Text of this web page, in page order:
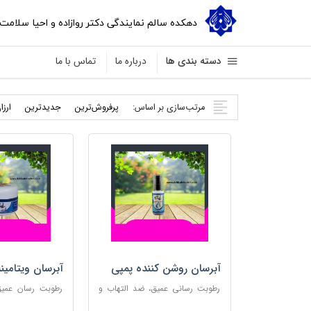
دهکده سالم نمایندگی دکتر روازاده و احیا
دسته بندی ها درباره ما تماس با ما
مرتب‌سازی بر اساس: پرفروش‌ترین جدید‌ترین
آبرسان روشن کننده پمپی
رطوبت رسانی عمیق، ضد التهاب و
آبرسان
رطوبت رسان